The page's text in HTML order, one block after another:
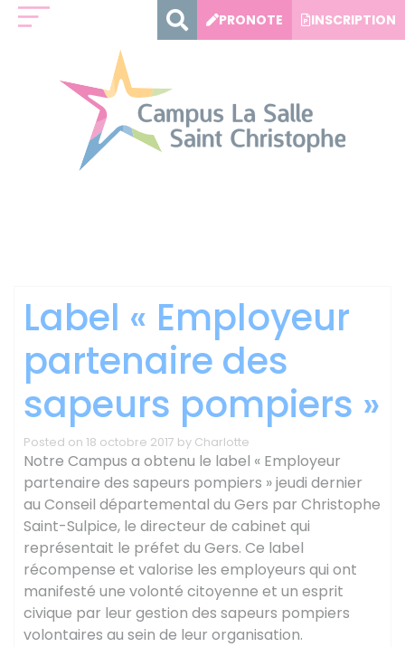
PRONOTE INSCRIPTION
Label « Employeur
partenaire des
sapeurs pompiers »
Posted on 18 octobre 2017 by Charlotte
Notre Campus a obtenu le label « Employeur
partenaire des sapeurs pompiers » jeudi dernier
au Conseil départemental du Gers par Christophe
Saint-Sulpice, le directeur de cabinet qui
représentait le préfet du Gers. Ce label
récompense et valorise les employeurs qui ont
manifesté une volonté citoyenne et un esprit
civique par leur gestion des sapeurs pompiers
volontaires au sein de leur organisation.
Panneau de gestion des cookies